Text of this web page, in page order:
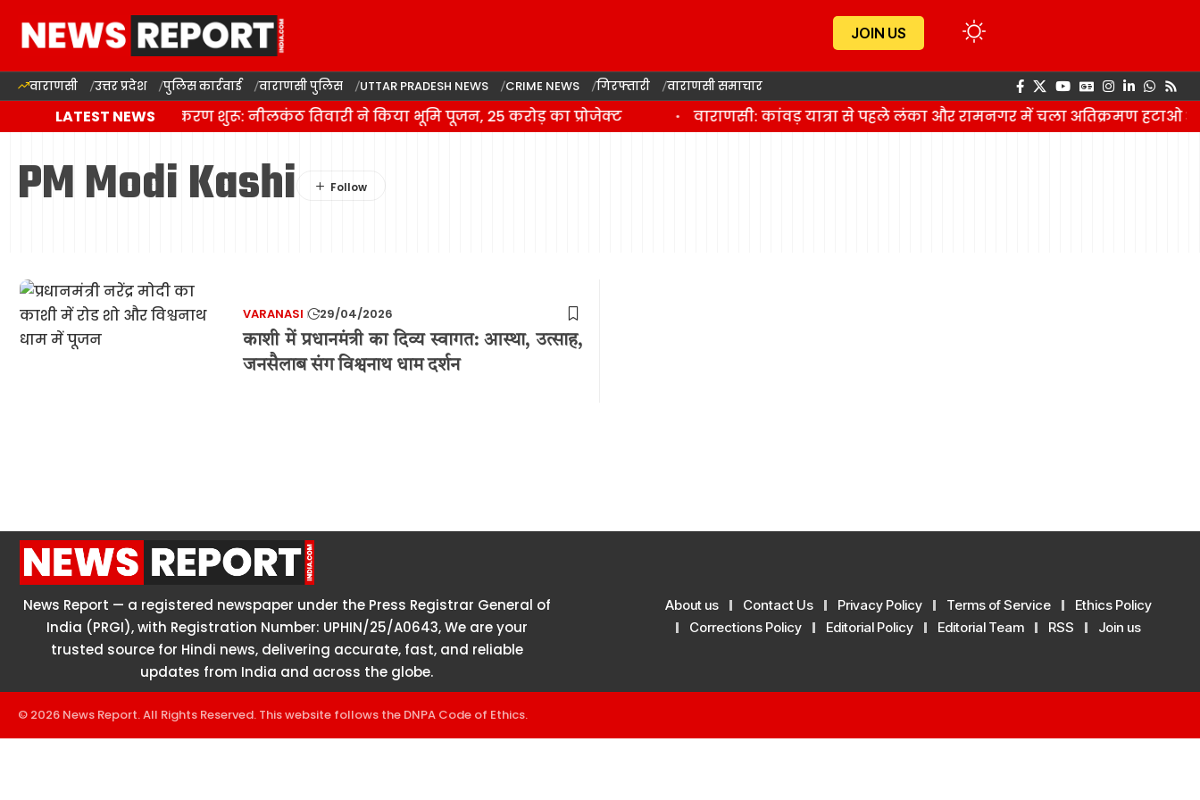
JOIN US
वाराणसी उत्तर प्रदेश पुलिस कार्रवाई वाराणसी पुलिस UTTAR PRADESH NEWS CRIME NEWS गिरफ्तारी वाराणसी समाचार
LATEST NEWS
दालमंडी सड़क चौड़ीकरण शुरू: नीलकंठ तिवारी ने किया भूमि पूजन, 25 करोड़ का प्रोजेक्ट वाराणसी: कांवड़ यात्रा से पहले लंका और रामनगर में चला अतिक्रमण हटाओ
PM Modi Kashi
VARANASI 29/04/2026
काशी में प्रधानमंत्री का दिव्य स्वागत: आस्था, उत्साह,
जनसैलाब संग विश्वनाथ धाम दर्शन
News Report — a registered newspaper under the Press Registrar General of
India (PRGI), with Registration Number: UPHIN/25/A0643, We are your
trusted source for Hindi news, delivering accurate, fast, and reliable
updates from India and across the globe.
About us Contact Us Privacy Policy Terms of Service
Ethics Policy
Corrections Policy
Editorial Policy Editorial Team RSS Join us
© 2026 News Report. All Rights Reserved. This website follows the DNPA Code of Ethics.